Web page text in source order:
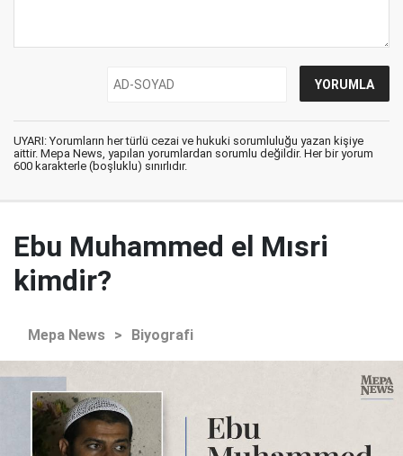
UYARI: Yorumların her türlü cezai ve hukuki sorumluluğu yazan kişiye
aittir. Mepa News, yapılan yorumlardan sorumlu değildir. Her bir yorum
600 karakterle (boşluklu) sınırlıdır.
Ebu Muhammed el Mısri
kimdir?
Mepa News > Biyografi